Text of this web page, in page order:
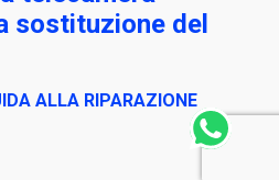
sostituzione del
ALLA RIPARAZIONE